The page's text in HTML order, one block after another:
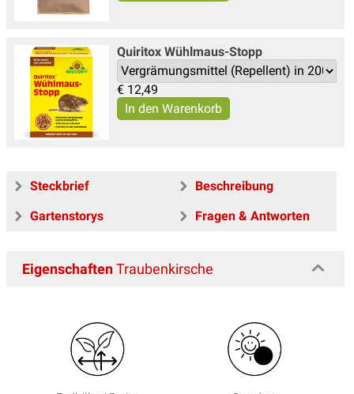
Quiritox Wühlmaus-Stopp
€ 12,49
Steckbrief
Beschreibung
Gartenstorys
Fragen & Antworten
EigenschaftenTraubenkirsche